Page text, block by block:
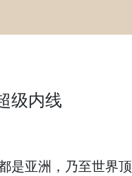
级内线
是亚洲，乃至世界